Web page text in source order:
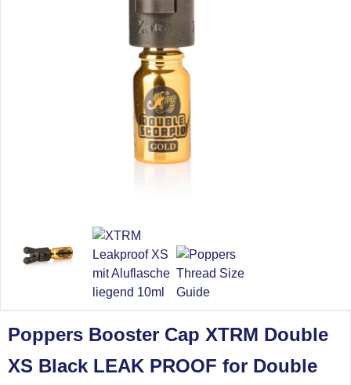
Poppers Booster Cap XTRM Double
XS Black LEAK PROOF for Double